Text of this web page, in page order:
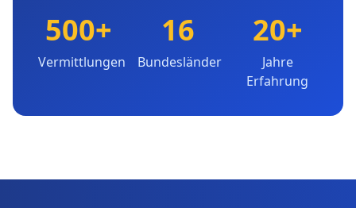
500+
Vermittlungen
16
Bundesländer
20+
Jahre
Erfahrung